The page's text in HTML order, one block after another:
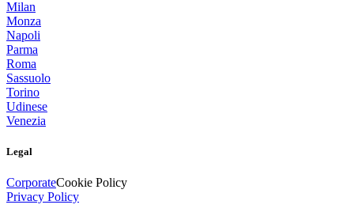
Milan
Monza
Napoli
Parma
Roma
Sassuolo
Torino
Udinese
Venezia
Legal
CorporateCookie Policy
Privacy Policy